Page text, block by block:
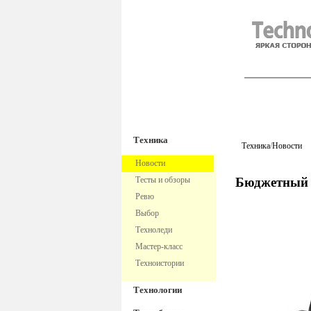
Техника
Новости
Тесты и обзоры
Ревю
Выбор
Техноледи
Мастер-класс
Техноистории
Технологии
Техника/Новости
Бюджетный